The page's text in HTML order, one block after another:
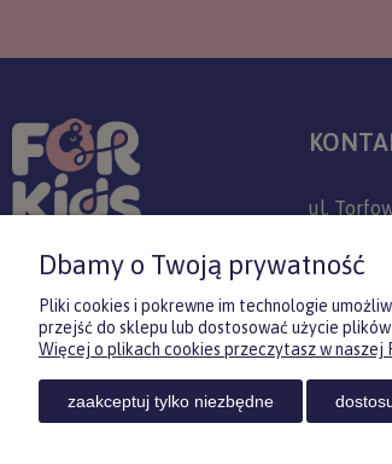
ul.
+48
Infolinia
Dbamy o Twoją prywatność
Pliki cookies i pokrewne im technologie
przejść do sklepu lub dostosować użycie
Więcej o plikach cookies przeczytasz w naszej
zaakceptuj tylko niezbędne